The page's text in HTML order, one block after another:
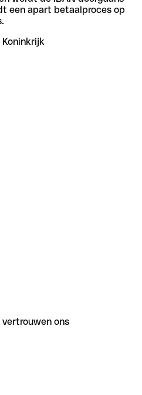
een apart betaalproces op
Koninkrijk
ons